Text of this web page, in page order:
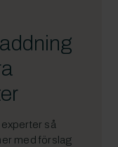
så
med förslag